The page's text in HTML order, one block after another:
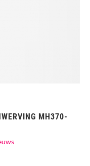
MH370-